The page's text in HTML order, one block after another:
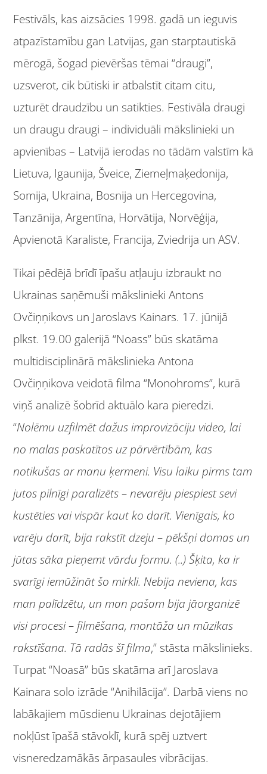
Festivāls, kas aizsācies 1998. gadā un ieguvis
atpazīstamību gan Latvijas, gan starptautiskā
mērogā, šogad pievēršas tēmai “draugi”,
uzsverot, cik būtiski ir atbalstīt citam citu,
uzturēt draudzību un satikties. Festivāla draugi
un draugu draugi – individuāli mākslinieki un
apvienības – Latvijā ierodas no tādām valstīm kā
Lietuva, Igaunija, Šveice, Ziemeļmaķedonija,
Somija, Ukraina, Bosnija un Hercegovina,
Tanzānija, Argentīna, Horvātija, Norvēģija,
Apvienotā Karaliste, Francija, Zviedrija un ASV.
Tikai pēdējā brīdī īpašu atļauju izbraukt no
Ukrainas saņēmuši mākslinieki Antons
Ovčiņņikovs un Jaroslavs Kainars. 17. jūnijā
plkst. 19.00 galerijā “Noass” būs skatāma
multidisciplinārā mākslinieka Antona
Ovčiņņikova veidotā filma “Monohroms”, kurā
viņš analizē šobrīd aktuālo kara pieredzi.
“Nolēmu uzfilmēt dažus improvizāciju video, lai
no malas paskatītos uz pārvērtībām, kas
notikušas ar manu ķermeni. Visu laiku pirms tam
jutos pilnīgi paralizēts – nevarēju piespiest sevi
kustēties vai vispār kaut ko darīt. Vienīgais, ko
varēju darīt, bija rakstīt dzeju – pēkšņi domas un
jūtas sāka pieņemt vārdu formu. (..)Šķita, ka ir
svarīgi iemūžināt šo mirkli. Nebija neviena, kas
man palīdzētu, un man pašam bija jāorganizē
visi procesi – filmēšana, montāža un mūzikas
rakstīšana. Tā radās šī filma,” stāsta mākslinieks.
Turpat “Noasā” būs skatāma arī Jaroslava
Kainara solo izrāde “Anihilācija”. Darbā viens no
labākajiem mūsdienu Ukrainas dejotājiem
nokļūst īpašā stāvoklī, kurā spēj uztvert
visneredzamākās ārpasaules vibrācijas.